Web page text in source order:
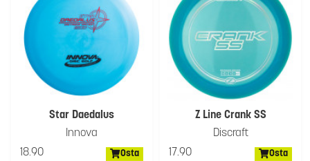
Star Daedalus
Innova
18.90
Osta
Z Line Crank SS
Discraft
17.90
Osta